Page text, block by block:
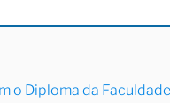
o Diploma da